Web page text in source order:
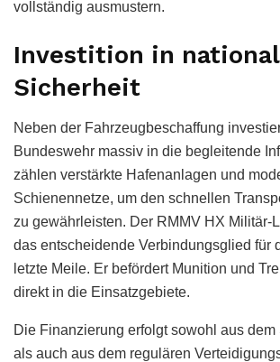
vollständig ausmustern.
Investition in
Sicherheit
Neben der Fahrzeugbeschaffung
Bundeswehr massiv in die begleitende
zählen verstärkte Hafenanlagen und
Schienennetze, um den schnellen
zu gewährleisten. Der RMMV HX Militär-
das entscheidende Verbindungsglied für
letzte Meile. Er befördert Munition und
direkt in die Einsatzgebiete.
Die Finanzierung erfolgt sowohl aus
als auch aus dem regulären